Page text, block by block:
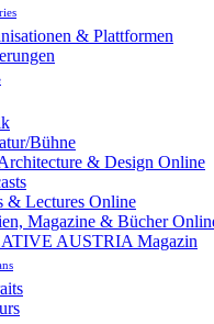
& Plattformen
Bühne
& Design Online
& Lectures Online
Magazine & Bücher
AUSTRIA Magazin